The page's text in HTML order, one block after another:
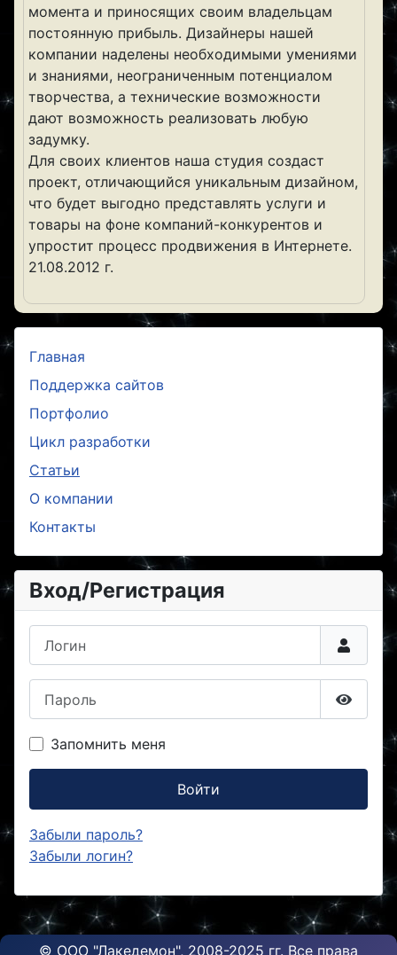
момента и приносящих своим владельцам
постоянную прибыль. Дизайнеры нашей
компании наделены необходимыми умениями
и знаниями, неограниченным потенциалом
творчества, а технические возможности
дают возможность реализовать любую
задумку.
Для своих клиентов наша студия создаст
проект, отличающийся уникальным дизайном,
что будет выгодно представлять услуги и
товары на фоне компаний-конкурентов и
упростит процесс продвижения в Интернете.
21.08.2012 г.
Главная
Поддержка сайтов
Портфолио
Цикл разработки
Статьи
О компании
Контакты
Вход/Регистрация
Запомнить меня
Войти
Забыли пароль?
Забыли логин?
© ООО "Лакедемон", 2008-2025 гг. Все права